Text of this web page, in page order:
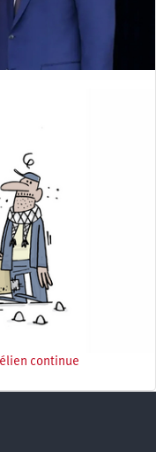
continue